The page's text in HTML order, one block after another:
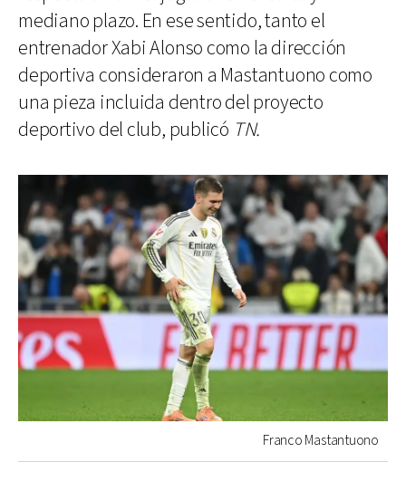
mediano plazo. En ese sentido, tanto el
entrenador Xabi Alonso como la dirección
deportiva consideraron a Mastantuono como
una pieza incluida dentro del proyecto
deportivo del club, publicó TN.
Franco Mastantuono